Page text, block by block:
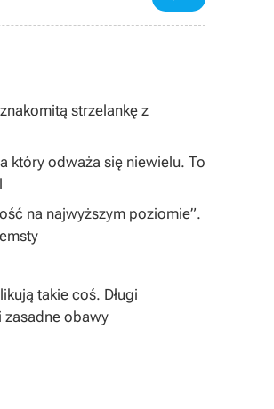
strzelankę z
który odważa się niewielu. To
na najwyższym poziomie”.
takie coś. Długi
zasadne obawy